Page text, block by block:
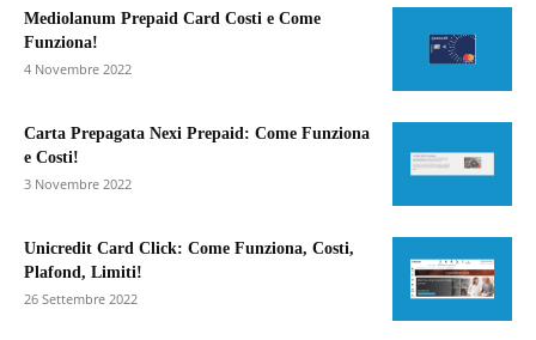
Mediolanum Prepaid Card Costi e Come
Funziona!
4 Novembre 2022
Carta Prepagata Nexi Prepaid: Come Funziona
e Costi!
3 Novembre 2022
Unicredit Card Click: Come Funziona, Costi,
Plafond, Limiti!
26 Settembre 2022